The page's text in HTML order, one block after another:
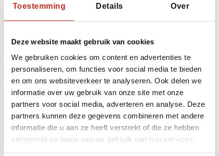
Toestemming Details Over
Deze website maakt gebruik van cookies
We gebruiken cookies om content en advertenties te
personaliseren, om functies voor social media te bieden
en om ons websiteverkeer te analyseren. Ook delen we
informatie over uw gebruik van onze site met onze
partners voor social media, adverteren en analyse. Deze
partners kunnen deze gegevens combineren met andere
informatie die u aan ze heeft verstrekt of die ze hebben
verzameld op basis van uw gebruik van hun services.
afmeting hebben van 90 bij 180 cm lijkt me
nou niet het meest riante idee maar een
Een tatami dat zoiets betekent als geplooid en
opgestapeld, was in de vroege Shogun-tijd
precies de oppervlakte die nodig was om de
bezittingen van een samoerai-krijger uit te
stallen en zelf te slapen.
De tatamikamer is ook hier inclusief Japanse
Alkoof (tokonoma) waar altijd een
rolschildering of ikebana(bloemsierkunst) stuk
staat. Traditioneel wisselen deze kunstwerken